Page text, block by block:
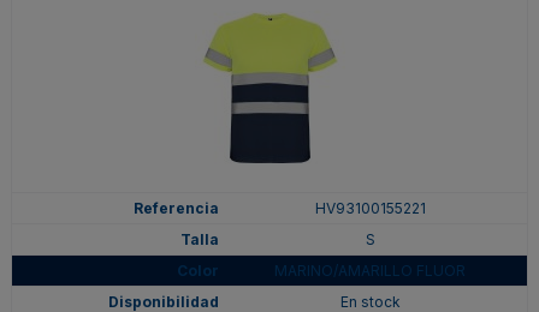
HV93100155221
S
MARINO/AMARILLO FLUOR
En stock